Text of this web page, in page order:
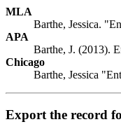
MLA
Barthe, Jessica.
APA
Barthe, J. (2013).
Chicago
Barthe, Jessica
Export the record